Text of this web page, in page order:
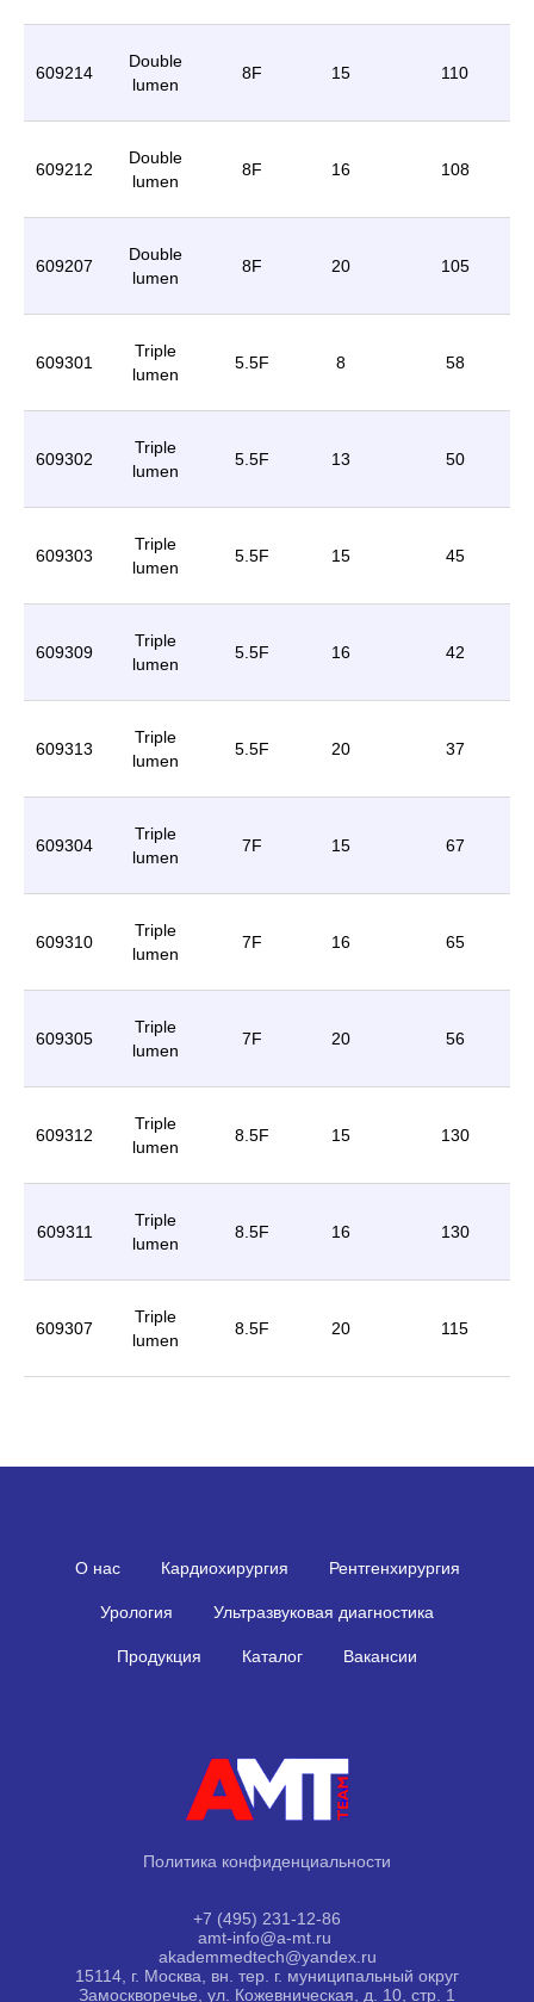
609214
Double
lumen
8F 15 110
609212
Double
lumen
8F 16 108
609207
Double
lumen
8F 20 105
609301
Triple
lumen
5.5F 8 58
609302
Triple
lumen
5.5F 13 50
609303
Triple
lumen
5.5F 15 45
609309
Triple
lumen
5.5F 16 42
609313
Triple
lumen
5.5F 20 37
609304
Triple
lumen
7F 15 67
609310
Triple
lumen
7F 16 65
609305
Triple
lumen
7F 20 56
609312
Triple
lumen
8.5F 15 130
609311
Triple
lumen
8.5F 16 130
609307
Triple
lumen
8.5F 20 115
О нас Кардиохирургия Рентгенхирургия
Урология Ультразвуковая диагностика
Продукция Каталог Вакансии
Политика конфиденциальности
+7 (495) 231-12-86
amt-info@a-mt.ru ​
akademmedtech@yandex.ru
15114, г. Москва, вн. тер. г. муниципальный округ
Замоскворечье, ул. Кожевническая, д. 10, стр. 1